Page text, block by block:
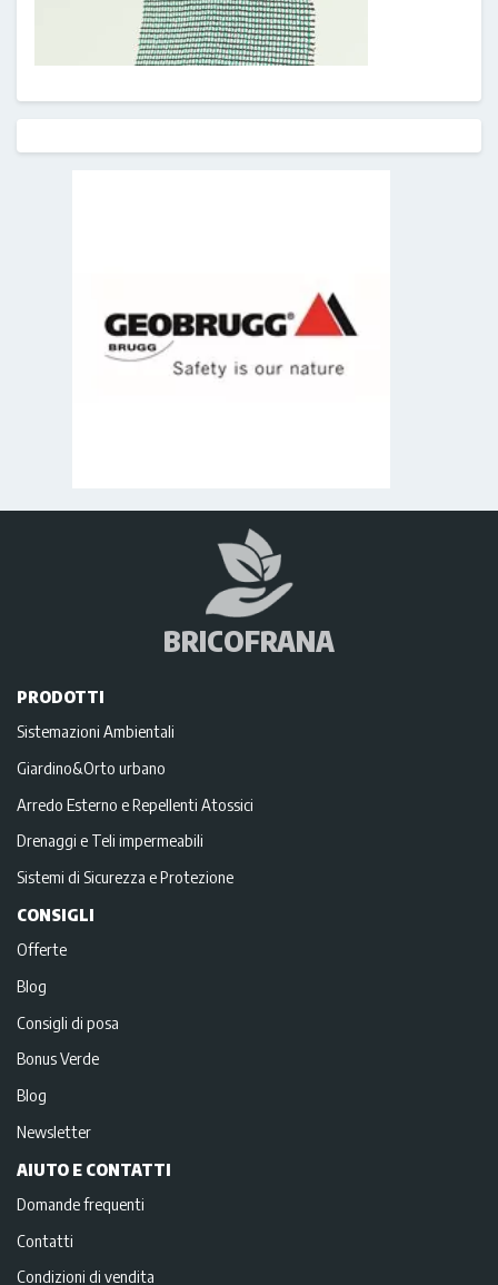
BRICOFRANA
PRODOTTI
Sistemazioni Ambientali
Giardino&Orto urbano
Arredo Esterno e Repellenti Atossici
Drenaggi e Teli impermeabili
Sistemi di Sicurezza e Protezione
CONSIGLI
Offerte
Blog
Consigli di posa
Bonus Verde
Blog
Newsletter
AIUTO E CONTATTI
Domande frequenti
Contatti
Condizioni di vendita